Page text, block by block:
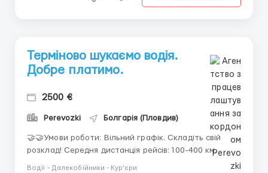
Терміново шукаємо водія.
Добре платимо.
2500 €
Perevozki Болгарія (Пловдив)
🤝🤝Умови роботи: Вільний графік. Складіть свій
розклад! Середня дистанція рейсів: 100-400 км.
Гарантуємо безпеку: вас супроводжує менеджер.
Водії - Далекобійники - Кур'єри